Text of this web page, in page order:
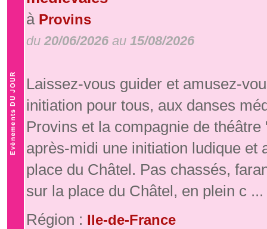
à Provins
du 20/06/2026 au 15/08/2026
Laissez-vous guider et amusez-
initiation pour tous, aux danses
Provins et la compagnie de
après-midi une initiation ludique et
place du Châtel. Pas chassés,
sur la place du Châtel, en plein c ...
Région : Ile-de-France